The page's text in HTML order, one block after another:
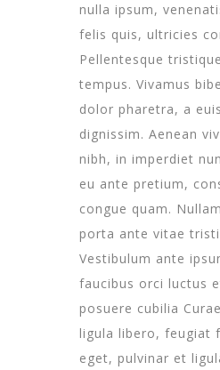
nulla ipsum,
felis quis, ultricies
Pellentesque
tempus. Vivamus
dolor pharetra, a
dignissim. Aenean
nibh, in imperdiet
eu ante pretium,
congue quam.
porta ante vitae
Vestibulum ante
faucibus orci luctus
posuere cubilia
ligula libero, feugiat
eget, pulvinar et